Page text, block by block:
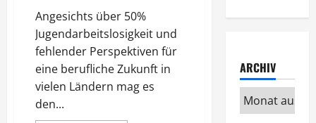
Angesichts über 50%
Jugendarbeitslosigkeit und
fehlender Perspektiven für
eine berufliche Zukunft in
vielen Ländern mag es
den...
ARCHIV